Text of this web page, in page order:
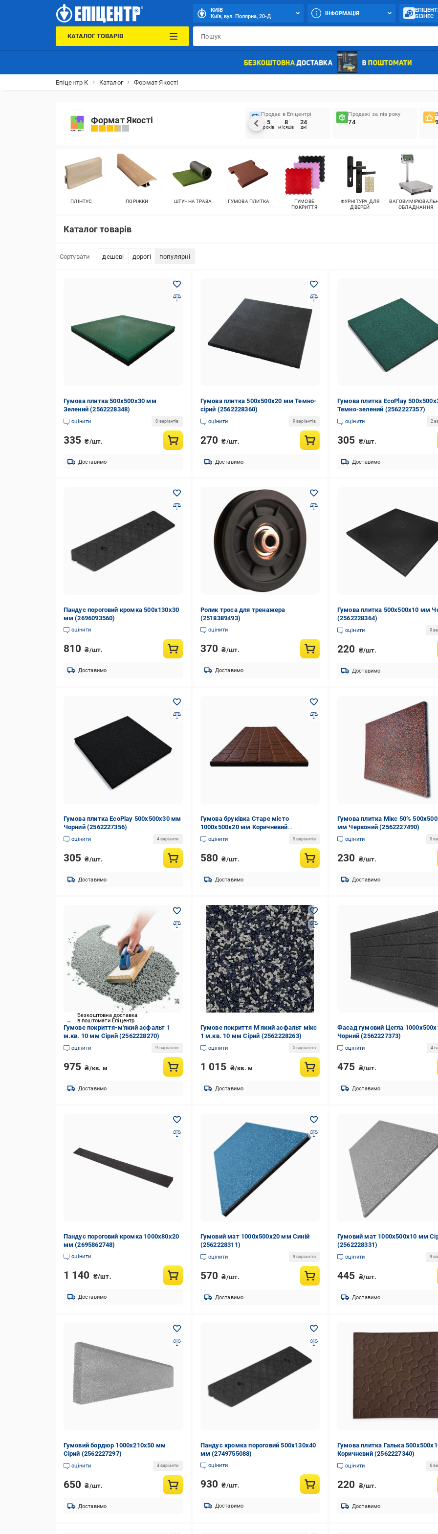
КИЇВ
Київ, вул. Полярна, 20-Д
ІНФОРМАЦІЯ
БІЗНЕС
КАТАЛОГ ТОВАРІВ
Епіцентр К Каталог Формат Якості
Формат Якості
Продає в Епіцентрі
5
років
8
місяців
24
дні
Продажі за пів року
74
ПЛІНТУС ПОРІЖКИ ШТУЧНА ТРАВА ГУМОВА ПЛИТКА
ГУМОВЕ
ПОКРИТТЯ
ФУРНІТУРА ДЛЯ
ДВЕРЕЙ
ОБЛАДНАННЯ
Каталог товарів
Сортувати дешеві дорогі популярні
Гумова плитка 500х500х30 мм
Зелений (2562228348)
оцінити 8 варіантів
335 ₴/шт.
Доставимо
Гумова плитка 500х500х20 мм Темно-
сірий (2562228360)
оцінити 9 варіантів
270 ₴/шт.
Доставимо
Гумова плитка EcoPlay
Темно-зелений (2562227357)
оцінити 2
305 ₴/шт.
Доставимо
Пандус пороговий кромка 500х130х30
мм (2696093560)
оцінити
810 ₴/шт.
Доставимо
Ролик троса для тренажера
(2518389493)
оцінити
370 ₴/шт.
Доставимо
Гумова плитка 500х500х10 мм
(2562228364)
оцінити 9
220 ₴/шт.
Доставимо
Гумова плитка EcoPlay 500х500x30 мм
Чорний (2562227356)
оцінити 4 варіанти
305 ₴/шт.
Доставимо
Гумова бруківка Старе місто
1000х500х20 мм Коричневий
(2562227327)
оцінити 5 варіантів
580 ₴/шт.
Доставимо
Гумова плитка Мікс 50%
мм Червоний (2562227490)
оцінити 5
230 ₴/шт.
Доставимо
Безкоштовна доставка
в поштомати Епіцентр
Гумове покриття-м'який асфальт 1
м.кв. 10 мм Сірий (2562228270)
оцінити 9 варіантів
975 ₴/кв. м
Доставимо
Гумове покриття М’який асфальт мікс
1 м.кв. 10 мм Сірий (2562228263)
оцінити 5 варіантів
1 015 ₴/кв. м
Доставимо
Фасад гумовий Цегла
Чорний (2562227373)
оцінити 4
475 ₴/шт.
Доставимо
Пандус пороговий кромка 1000х80х20
мм (2695862748)
оцінити
1 140 ₴/шт.
Доставимо
Гумовий мат 1000х500х20 мм Синій
(2562228311)
оцінити 9 варіантів
570 ₴/шт.
Доставимо
Гумовий мат 1000х500х10 мм
(2562228331)
оцінити 9
445 ₴/шт.
Доставимо
Гумовий бордюр 1000х210х50 мм
Сірий (2562227297)
оцінити 4 варіанти
650 ₴/шт.
Доставимо
Пандус кромка пороговий 500х130х40
мм (2749755088)
оцінити
930 ₴/шт.
Доставимо
Гумова плитка Галька
Коричневий (2562227340)
оцінити 6
220 ₴/шт.
Доставимо